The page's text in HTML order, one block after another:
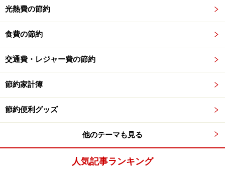
開けるときは両手を使う必要がありますが、それだけし
っかりと閉じられているという証拠です。
5グラムずつカットされて使いやすい
中ぶたのワイヤーが細かい
ワイヤーでバターをカットできるタイプのバターケース
はほかにもありますが、それらの多くは10グラムずつカ
ットされるようになっています。しかし、本商品はワイ
ヤーが細かくなっていて、約5グラムずつカットできる
光熱費の節約
食費の節約
交通費・レジャー費の節約
節約家計簿
節約便利グッズ
他のテーマも見る
人気記事ランキング